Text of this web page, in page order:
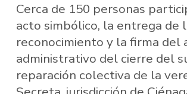
Cerca de 150 personas
acto simbólico, la entrega de
reconocimiento y la firma del
administrativo del cierre del
reparación colectiva de la